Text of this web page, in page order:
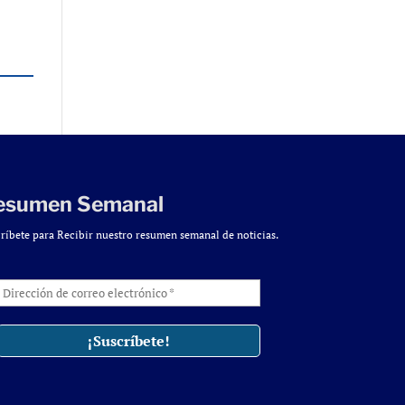
Semanal
para Recibir nuestro resumen semanal de noticias.